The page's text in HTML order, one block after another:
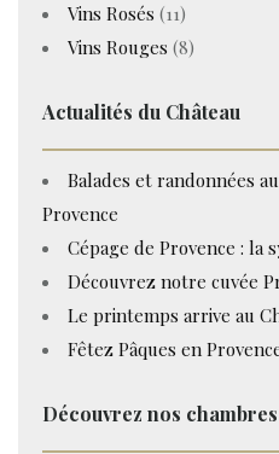
Vins Rosés (11)
Vins Rouges (8)
Actualités du Château
Balades et randonnées
Provence
Cépage de Provence : la
Découvrez notre cuvée
Le printemps arrive au
Fêtez Pâques en
Découvrez nos chambres